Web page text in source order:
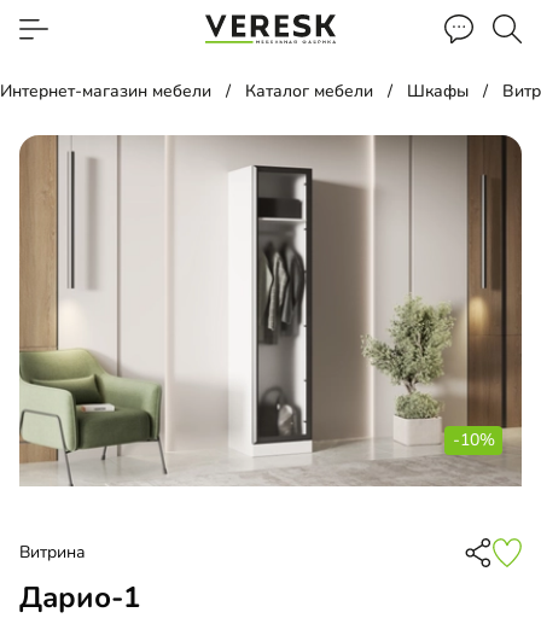
Интернет-магазин мебели Каталог мебели Шкафы
-10%
Витрина
Дарио-1